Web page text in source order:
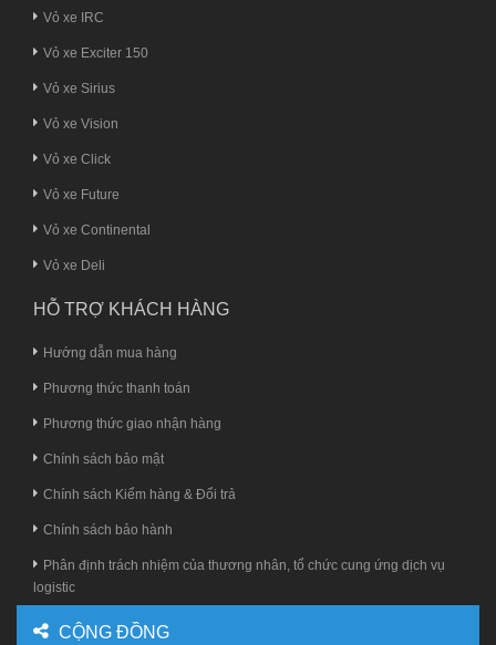
Vỏ xe IRC
Vỏ xe Exciter 150
Vỏ xe Sirius
Vỏ xe Vision
Vỏ xe Click
Vỏ xe Future
Vỏ xe Continental
Vỏ xe Deli
HỖ TRỢ KHÁCH HÀNG
Hướng dẫn mua hàng
Phương thức thanh toán
Phương thức giao nhận hàng
Chính sách bảo mật
Chính sách Kiểm hàng & Đổi trả
Chính sách bảo hành
Phân định trách nhiệm của thương nhân, tổ chức cung ứng dịch vụ
logistic
CỘNG ĐỒNG